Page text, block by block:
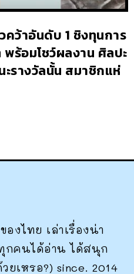
ว้าอันดับ 1 ชิงทุนการ
ร้อมโชว์ผลงาน ศิลปะ
รางวัลนั้น สมาชิกแห่
องไทย เล่าเรื่องน่า
กคนได้อ่าน ได้สนุก
ยเหรอ?) since. 2014